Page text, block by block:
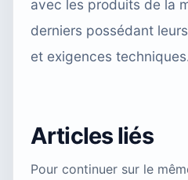
avec les produits de la
derniers possédant
et exigences
Articles liés
Pour continuer sur le